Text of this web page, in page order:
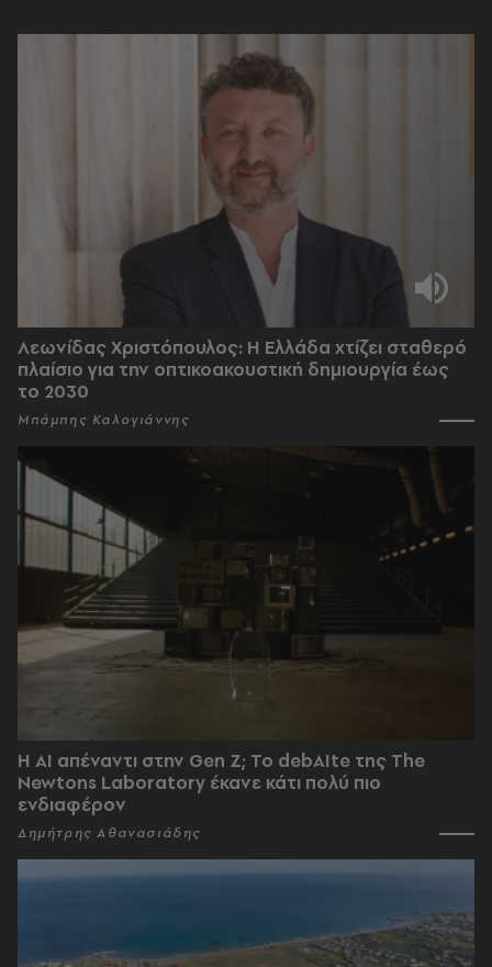
Λεωνίδας Χριστόπουλος: Η Ελλάδα χτίζει σταθερό
πλαίσιο για την οπτικοακουστική δημιουργία έως
το 2030
Μπάμπης Καλογιάννης
Η AI απέναντι στην Gen Z; Το debAIte της The
Newtons Laboratory έκανε κάτι πολύ πιο
ενδιαφέρον
Δημήτρης Αθανασιάδης